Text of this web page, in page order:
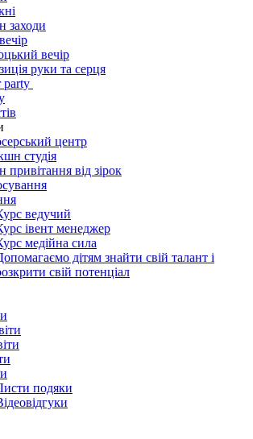
заходи
вечір
руки та серця
party
центр
студія
привітання від зірок
ведучий
івент менеджер
медійна сила
дітям знайти свій талант і
свій потенціал
подяки